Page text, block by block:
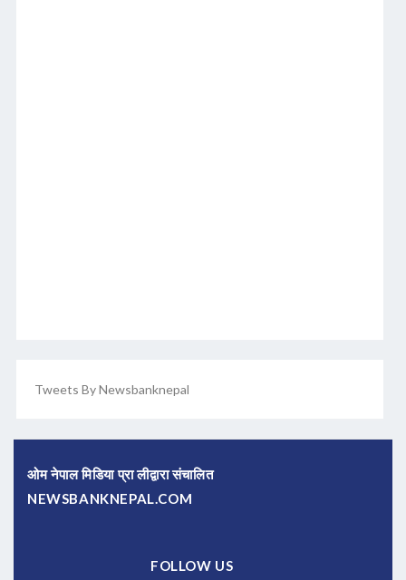
Tweets By Newsbanknepal
ओम नेपाल मिडिया प्रा लीद्वारा संचालित
NEWSBANKNEPAL.COM
FOLLOW US